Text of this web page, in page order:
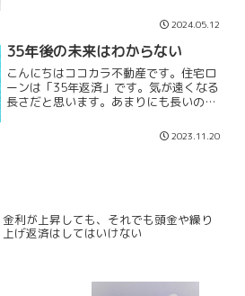
いてみると良いと思っています。「駅ま
での距離が近いのか遠いのか」「物件ま
でにどんな店があるのか」...
2024.05.12
35年後の未来はわからない
こんにちはココカラ不動産です。住宅ロ
ーンは「35年返済」です。気が遠くなる
長さだと思います。あまりにも長いので
をする方はほぼいないと思います。昨今
の不動産高騰、物価高、増税や企業の役
2023.11.20
金利が上昇しても、それでも頭金や繰り
上げ返済はしてはいけない